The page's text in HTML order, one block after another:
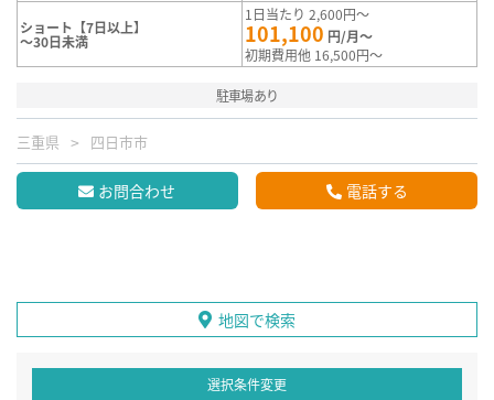
ショート【7日以上】
～30日未満
1日当たり 2,600円～
101,100 円/月～
初期費用他 16,500円～
駐車場あり
三重県 四日市市
お問合わせ 電話する
地図で検索
選択条件変更